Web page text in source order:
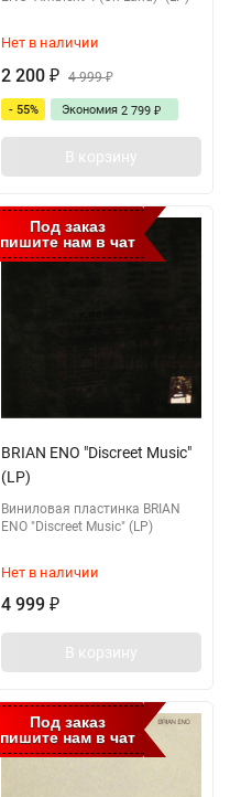
Нет в наличии
2 200 ₽ 4 999₽
- 55% Экономия 2 799 ₽
В корзину
Под заказ
пишите нам в чат
BRIAN ENO "Discreet Music"
(LP)
Виниловая пластинка BRIAN
ENO "Discreet Music" (LP)
Нет в наличии
4 999 ₽
В корзину
Под заказ
пишите нам в чат